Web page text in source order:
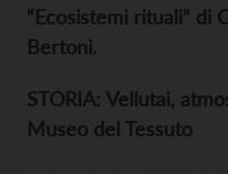
“Ecosistemi rituali” di
Bertoni.
STORIA: Vellutai,
Museo del Tessuto